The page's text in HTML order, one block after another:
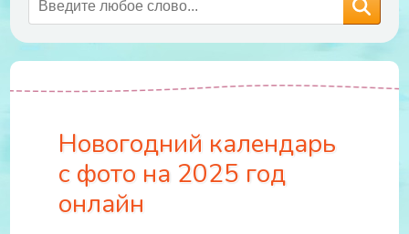
Новогодний календарь
с фото на 2025 год
онлайн